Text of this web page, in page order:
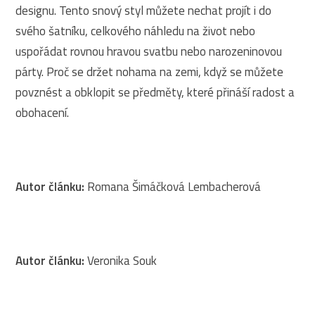
designu. Tento snový styl můžete nechat projít i do
svého šatníku, celkového náhledu na život nebo
uspořádat rovnou hravou svatbu nebo narozeninovou
párty. Proč se držet nohama na zemi, když se můžete
povznést a obklopit se předměty, které přináší radost a
obohacení.
Autor článku: Romana Šimáčková Lembacherová
Autor článku:Veronika Souk